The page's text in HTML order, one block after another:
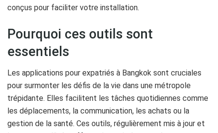
conçus pour faciliter votre installation.
Pourquoi ces outils sont
essentiels
Les applications pour expatriés à Bangkok sont cruciales
pour surmonter les défis de la vie dans une métropole
trépidante. Elles facilitent les tâches quotidiennes comme
les déplacements, la communication, les achats ou la
gestion de la santé. Ces outils, régulièrement mis à jour et